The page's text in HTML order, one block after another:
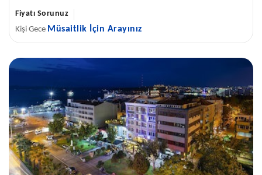
Fiyatı Sorunuz
Kişi Gece Müsaitlik İçin Arayınız